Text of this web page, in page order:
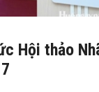
Hội thảo